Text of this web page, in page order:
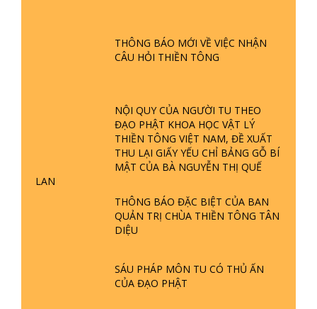
THÔNG BÁO MỚI VỀ VIỆC NHẬN
CÂU HỎI THIỀN TÔNG
NỘI QUY CỦA NGƯỜI TU THEO
ĐẠO PHẬT KHOA HỌC VẬT LÝ
THIỀN TÔNG VIỆT NAM, ĐỀ XUẤT
THU LẠI GIẤY YẾU CHỈ BẢNG GỖ BÍ
MẬT CỦA BÀ NGUYỄN THỊ QUẾ
LAN
THÔNG BÁO ĐẶC BIỆT CỦA BAN
QUẢN TRỊ CHÙA THIỀN TÔNG TÂN
DIỆU
SÁU PHÁP MÔN TU CÓ THỦ ẤN
CỦA ĐẠO PHẬT
HOA LÀ HỘI GÌ? TỬ VÌ ĐẠO
PHẬT GIỚI CÓ THỜI GIAN KHÔNG? |
TTTD
GIẢI ĐÁP ĐẶC BIỆT P23 - THIÊN
ĐÀNG Ở ĐÂU? ĐỊA NGỤC Ở ĐÂU?
ĐỨC CHÚA TRỜI LÀ AI? QUỶ SA
GIẢI ĐÁP THIỀN TÔNG ĐẶC BIỆT P22
- TẠI SAO TRÁI ĐẤT NHIỀU THIÊN TAI
- LŨ LỤT - HỎA HOẠN | TTTD
GIẢI ĐÁP THIỀN TÔNG ĐẶC BIỆT P21
- TẠI SAO ĐỨC PHẬT BƯỚC ĐI 7